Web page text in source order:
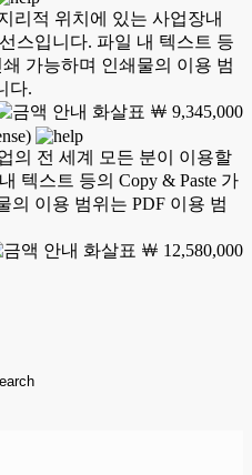
리적 위치에 있는 사업장내
스입니다. 파일 내 텍스트 등
가능하며 인쇄물의 이용 범
다.
￦ 9,345,000
의 전 세계 모든 분이 이용할
텍스트 등의 Copy & Paste 가
의 이용 범위는 PDF 이용 범
￦ 12,580,000